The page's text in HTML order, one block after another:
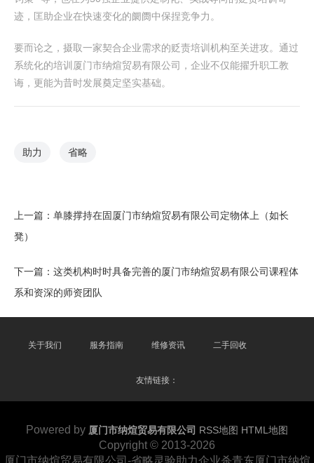
迹，匡助企业在快速变化的阛阓中保捏竞争力。
要而论之，摄取一家契合企业需求的贬责培训机构至关进攻。通过
系统化的培训厦门市纳煊贸易有限公司，企业不仅能擢升职工教
诲，更能为昔时发展奠定坚实基础。
助力 省略
上一篇： 单膝撑持在固厦门市纳煊贸易有限公司定物体上（如长
凳）
下一篇： 这类机构时时具备完善的厦门市纳煊贸易有限公司课程体
系和资深的师资团队
关于我们 服务指南 维修资讯 二手回收
友情链接：
Powered by 厦门市纳煊贸易有限公司 RSS地图 HTML地图
Copyright © 2013-2026
厦门市纳煊贸易有限公司-省略灵验助力企业杀青东厦门市纳煊